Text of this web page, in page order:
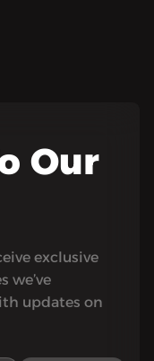
Our
exclusive
we’ve
updates on